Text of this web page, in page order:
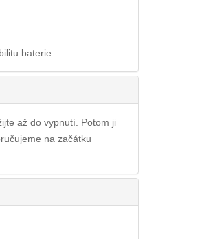
baterie
až do vypnutí. Potom ji
na začátku